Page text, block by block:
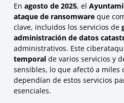
En agosto de 2025, el
ataque de ransomwareque
clave, incluidos los servicios de
administración de datos
administrativos. Este
temporalde varios servicios y
sensibles, lo que afectó a miles
dependían de estos servicios
esenciales.